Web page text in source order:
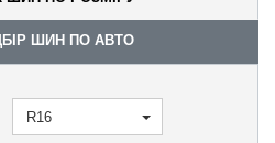
ШИН ПО АВТО
R16